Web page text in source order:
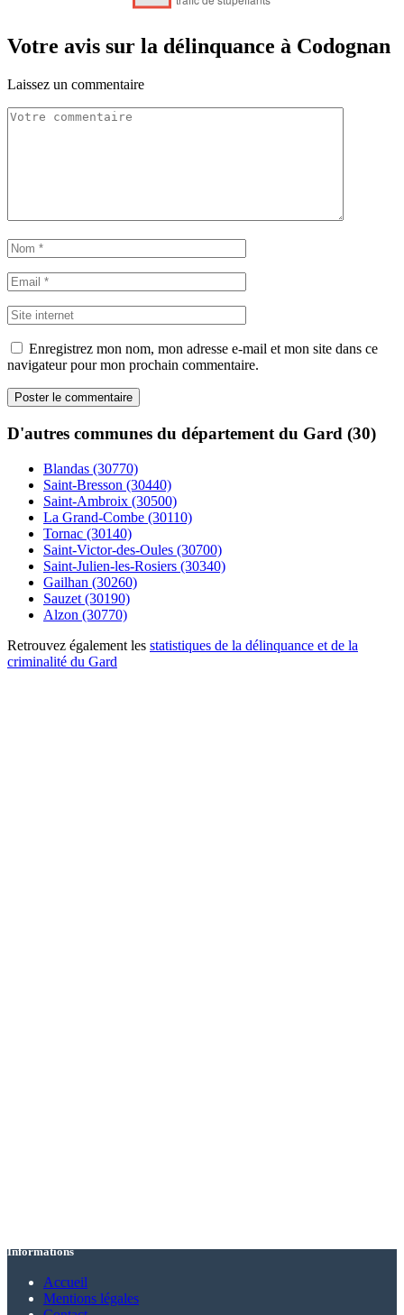
Votre avis sur la délinquance à Codognan
Laissez un commentaire
Enregistrez mon nom, mon adresse e-mail et mon site dans ce
navigateur pour mon prochain commentaire.
D'autres communes du département du Gard (30)
Blandas (30770)
Saint-Bresson (30440)
Saint-Ambroix (30500)
La Grand-Combe (30110)
Tornac (30140)
Saint-Victor-des-Oules (30700)
Saint-Julien-les-Rosiers (30340)
Gailhan (30260)
Sauzet (30190)
Alzon (30770)
Retrouvez également les statistiques de la délinquance et de la
criminalité du Gard
Informations
Accueil
Mentions légales